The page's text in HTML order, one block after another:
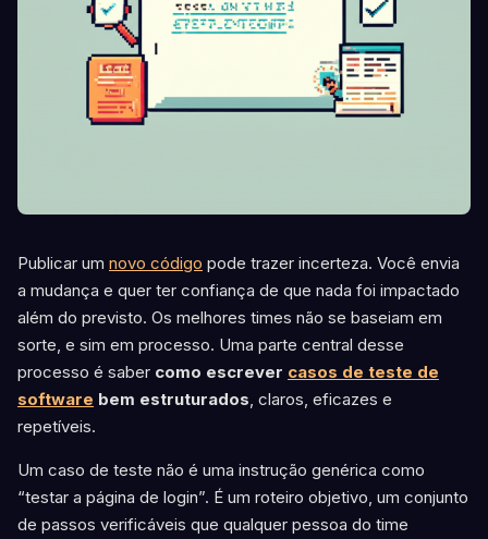
Publicar um novo código pode trazer incerteza. Você envia
a mudança e quer ter confiança de que nada foi impactado
além do previsto. Os melhores times não se baseiam em
sorte, e sim em processo. Uma parte central desse
processo é saber como escrever casos de teste de
software bem estruturados, claros, eficazes e
repetíveis.
Um caso de teste não é uma instrução genérica como
“testar a página de login”. É um roteiro objetivo, um conjunto
de passos verificáveis que qualquer pessoa do time